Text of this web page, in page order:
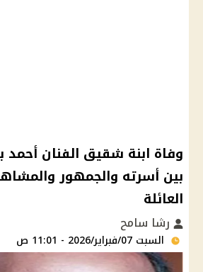
وفاة ابنة شقيق الفنان أحمد
بين أسرته والجمهور
العائلة
رشا سامح
السبت 07/فبراير/2026 - 11:01 ص